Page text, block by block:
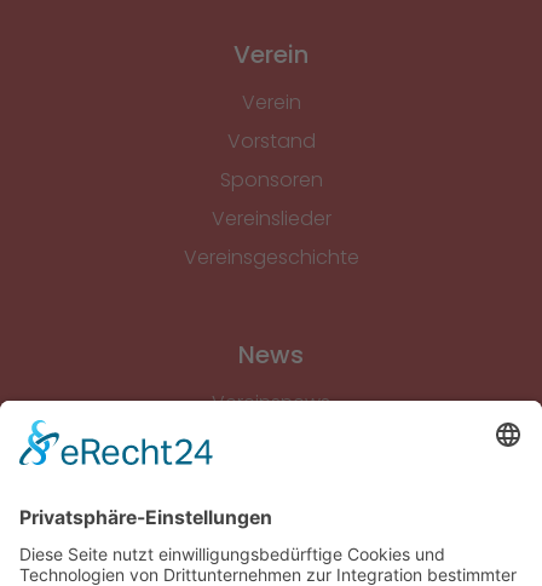
Verein
Verein
Vorstand
Sponsoren
Vereinslieder
Vereinsgeschichte
News
Vereinsnews
Gymnastik & Aerobic
Tischtennis